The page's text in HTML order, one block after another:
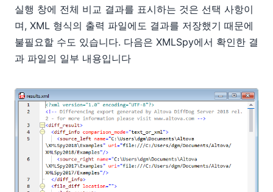
실행 창에 전체 비교 결과를 표시하는 것은 선택 사항이
며, XML 형식의 출력 파일에도 결과를 저장했기 때문에
불필요할 수도 있습니다. 다음은 XMLSpy에서 확인한 결
과 파일의 일부 내용입니다